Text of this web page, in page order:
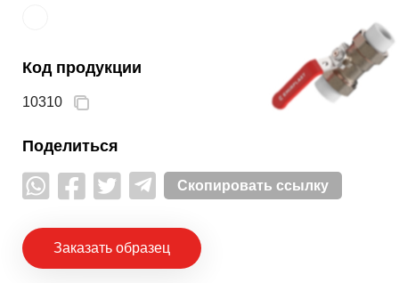
Код продукции
10310
Поделиться
Скопировать ссылку
Заказать образец